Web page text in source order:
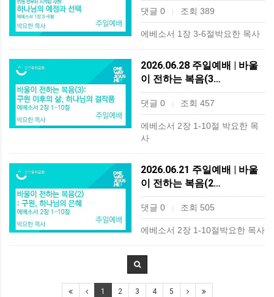
댓글 0 | 조회 389
에베소서 1장 3-6절박요한 목사
2026.06.28 주일예배 | 바울
이 전하는 복음(3…
댓글 0 | 조회 457
에베소서 2장 1-10절 박요한 목
사
2026.06.21 주일예배 | 바울
이 전하는 복음(2…
댓글 0 | 조회 505
에베소서 2장 1-10절박요한 목사
1 2 3 4 5